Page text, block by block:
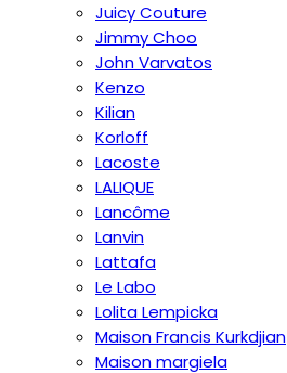
Juicy Couture
Jimmy Choo
John Varvatos
Kenzo
Kilian
Korloff
Lacoste
LALIQUE
Lancôme
Lanvin
Lattafa
Le Labo
Lolita Lempicka
Maison Francis Kurkdjian
Maison margiela